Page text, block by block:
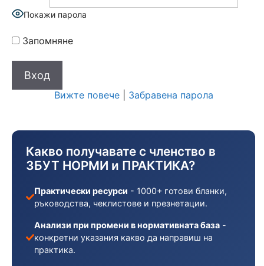
Покажи парола
Запомняне
Вижте повече| Забравена парола
Какво получавате с членство в
ЗБУТ НОРМИ и ПРАКТИКА?
Практически ресурси - 1000+ готови бланки,
ръководства, чеклистове и презнетации.
Анализи при промени в нормативната база -
конкретни указания какво да направиш на
практика.